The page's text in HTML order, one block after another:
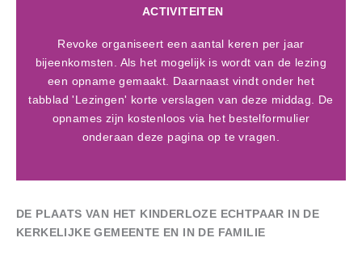
ACTIVITEITEN
Revoke organiseert een aantal keren per jaar
bijeenkomsten. Als het mogelijk is wordt van de lezing
een opname gemaakt. Daarnaast vindt onder het
tabblad 'Lezingen' korte verslagen van deze middag. De
opnames zijn kostenloos via het bestelformulier
onderaan deze pagina op te vragen.
DE PLAATS VAN HET KINDERLOZE ECHTPAAR IN DE
KERKELIJKE GEMEENTE EN IN DE FAMILIE